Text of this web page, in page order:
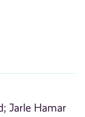
Jarle Hamar